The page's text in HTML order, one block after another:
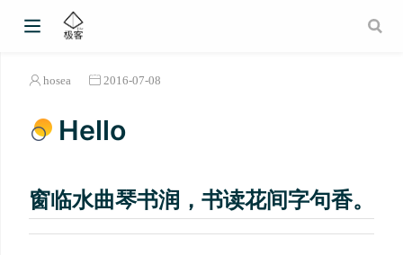
hosea 2016-07-08
Hello
窗临水曲琴书润，书读花间字句香。